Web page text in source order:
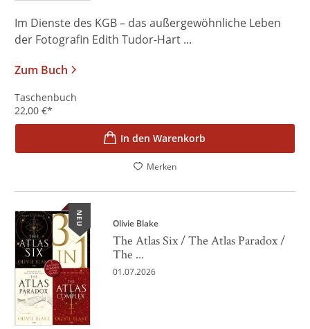
Im Dienste des KGB – das außergewöhnliche Leben
der Fotografin Edith Tudor-Hart ...
Zum Buch
Taschenbuch
22,00 €*
In den Warenkorb
Merken
NEU Olivie Blake
The Atlas Six / The Atlas Paradox /
The ...
01.07.2026